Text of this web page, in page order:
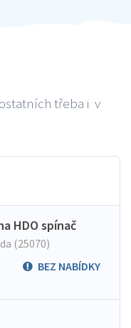
třeba i v
HDO spínač
(25070)
BEZ NABÍDKY